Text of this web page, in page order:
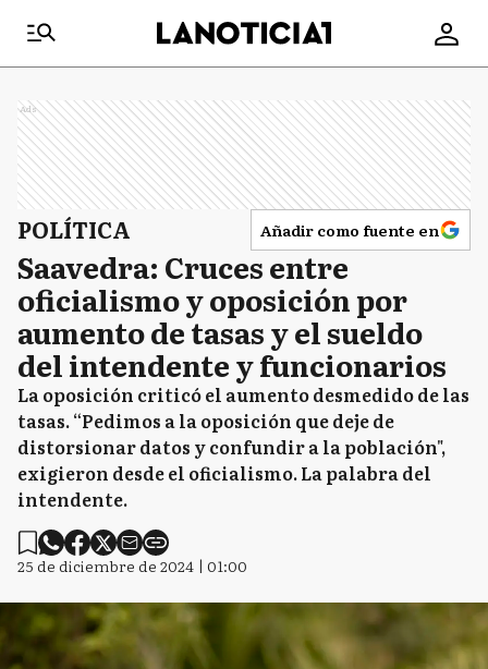
Ads
POLÍTICA Añadir como fuente en
Saavedra: Cruces entre
oficialismo y oposición por
aumento de tasas y el sueldo
del intendente y funcionarios
La oposición criticó el aumento desmedido de las
tasas. “Pedimos a la oposición que deje de
distorsionar datos y confundir a la población",
exigieron desde el oficialismo. La palabra del
intendente.
25 de diciembre de 2024 | 01:00